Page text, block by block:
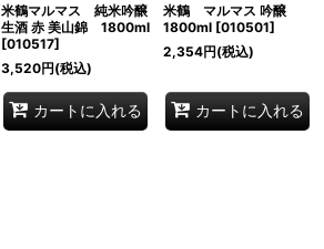
米鶴マルマス 純米吟醸
生酒 赤 美山錦 1800ml
[010517]
3,520円(税込)
カートに入れる
米鶴 マルマス 吟醸
1800ml [010501]
2,354円(税込)
カートに入れる